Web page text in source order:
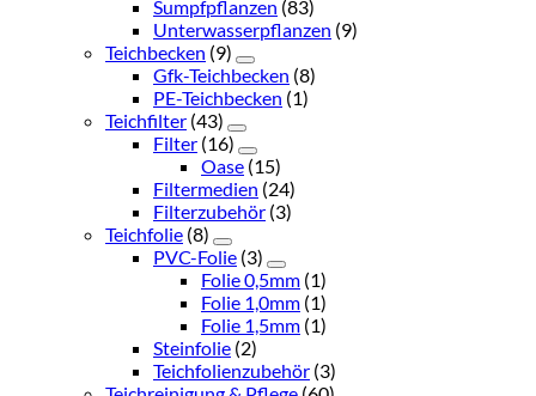
Sumpfpflanzen (83)
Unterwasserpflanzen (9)
Teichbecken (9)
Gfk-Teichbecken (8)
PE-Teichbecken (1)
Teichfilter (43)
Filter (16)
Oase (15)
Filtermedien (24)
Filterzubehör (3)
Teichfolie (8)
PVC-Folie (3)
Folie 0,5mm (1)
Folie 1,0mm (1)
Folie 1,5mm (1)
Steinfolie (2)
Teichfolienzubehör (3)